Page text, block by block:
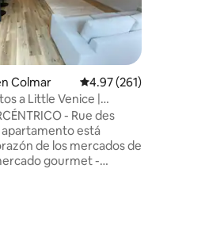
5, 173 reseñas
Colmar Calificación promedio:
4.97 (261)
a Little Venice |
- Rue des
de los mercados de
gourmet -